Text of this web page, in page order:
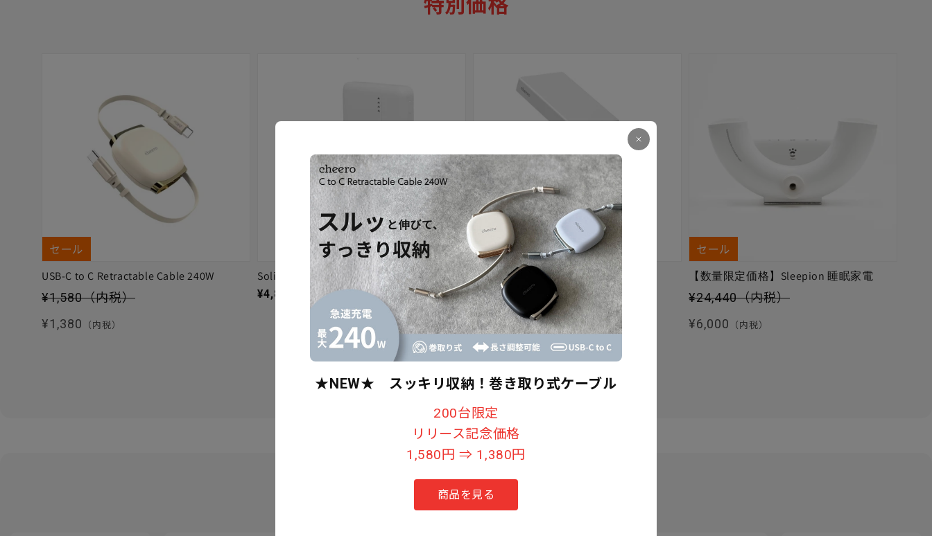
特別価格
セール
USB-C to C Retractable Cable 240W
セール価格
¥1,580（内税）
通常価格
¥1,380 （内税）
Solitta 10000mAh 準固体電池
通常価格
¥4,880 （内税）
セール
Solido 10000mAh 準固体電池
セール価格
¥4,980 （内税）
通常価格
¥3,480（内税）
セール
【数量限定価格】Sleepion 睡眠家電
セール価格
¥24,440（内税）
通常価格
¥6,000 （内税）
すべて見る
カテゴリー
★NEW★ スッキリ収納！巻き取り式ケーブル
200台限定
リリース記念価格
1,580円 ⇒ 1,380円
商品を見る